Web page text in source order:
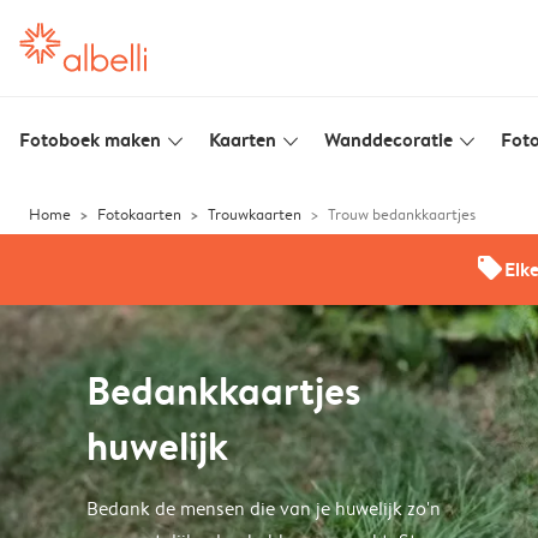
Fotoboek maken slim_arrow_down Kaarten slim_arrow_down Wanddecoratie slim_arrow_down
Home Fotokaarten Trouwkaarten Trouw bedankkaartjes
offers
Bedankkaartjes
huwelijk
Bedank de mensen die van je huwelijk zo'n